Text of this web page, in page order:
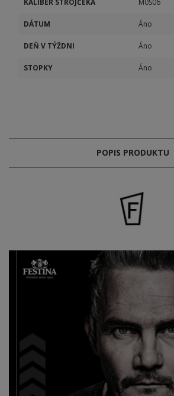
KALIBER STROJČEKA M0S06
DÁTUM Áno
DEŇ V TÝŽDNI Áno
STOPKY Áno
POPIS PRODUKTU